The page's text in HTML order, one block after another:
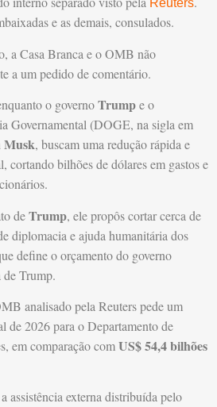
Reuters
e as demais, consulados.
a Casa Branca e o OMB não
a um pedido de comentário.
o governoTrumpe o
Governamental (DOGE, na sigla em
Musk, buscam uma redução rápida e
cortando bilhões de dólares em gastos e
deTrump, ele propôs cortar cerca de
diplomacia e ajuda humanitária dos
define o orçamento do governo
de Trump.
analisado pela Reuters pede um
de 2026 para o Departamento de
em comparação comUS$ 54,4 bilhões
assistência externa distribuída pelo